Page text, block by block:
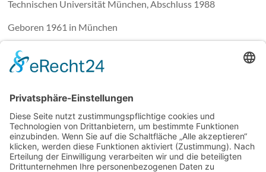
Technischen Universität München, Abschluss 1988
Geboren 1961 in München
Menü
Home